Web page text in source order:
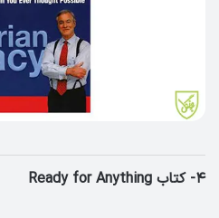
۴- کتاب Ready for Anything